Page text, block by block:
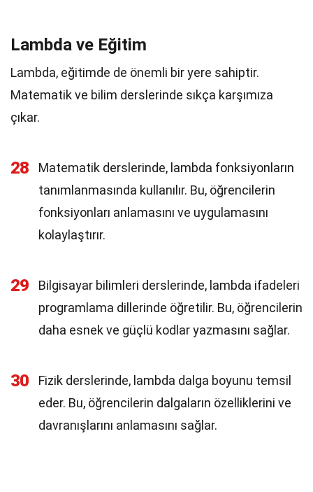
Lambda ve Eğitim
Lambda, eğitimde de önemli bir yere sahiptir.
Matematik ve bilim derslerinde sıkça karşımıza
çıkar.
28
Matematik derslerinde, lambda fonksiyonların
tanımlanmasında kullanılır. Bu, öğrencilerin
fonksiyonları anlamasını ve uygulamasını
kolaylaştırır.
29
Bilgisayar bilimleri derslerinde, lambda ifadeleri
programlama dillerinde öğretilir. Bu, öğrencilerin
daha esnek ve güçlü kodlar yazmasını sağlar.
30
Fizik derslerinde, lambda dalga boyunu temsil
eder. Bu, öğrencilerin dalgaların özelliklerini ve
davranışlarını anlamasını sağlar.